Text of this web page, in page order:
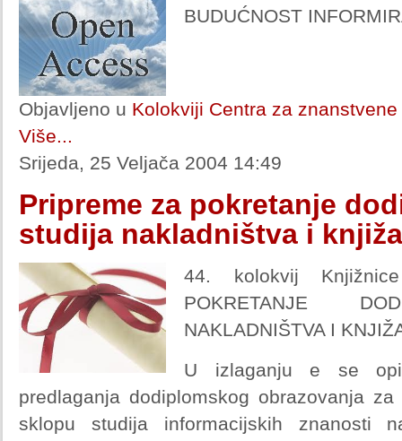
BUDUĆNOST
Objavljeno u Kolokviji Centra za
Više...
Srijeda, 25 Veljača 2004 14:49
Pripreme za pokretanje
studija nakladništva i
44. kolokvij
POKRETANJE
NAKLADNIŠTVA I
U izlaganju e se
predlaganja dodiplomskog obrazovanja
sklopu studija informacijskih znanosti